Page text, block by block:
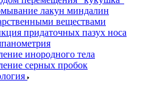
лакун миндалин
веществами
придаточных пазух носа
инородного тела
серных пробок